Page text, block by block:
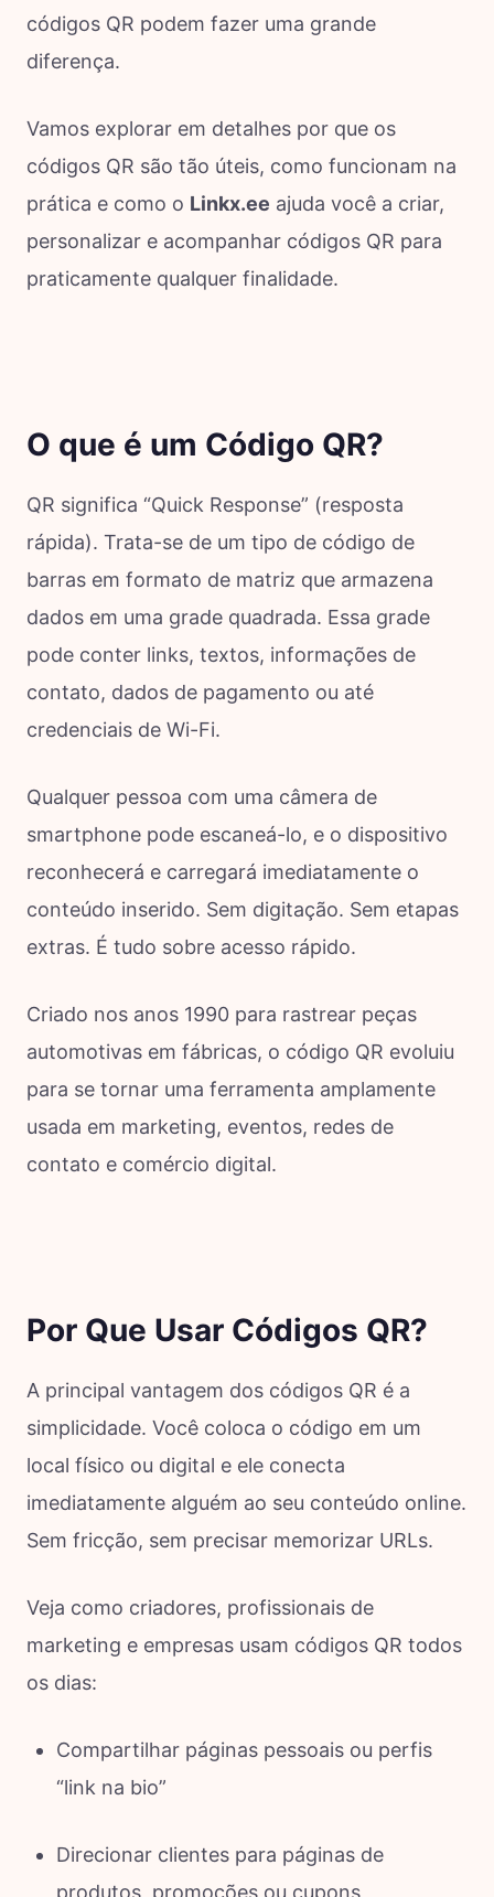
códigos QR podem fazer uma grande
diferença.
Vamos explorar em detalhes por que os
códigos QR são tão úteis, como funcionam na
prática e como o Linkx.ee ajuda você a criar,
personalizar e acompanhar códigos QR para
praticamente qualquer finalidade.
O que é um Código QR?
QR significa “Quick Response” (resposta
rápida). Trata-se de um tipo de código de
barras em formato de matriz que armazena
dados em uma grade quadrada. Essa grade
pode conter links, textos, informações de
contato, dados de pagamento ou até
credenciais de Wi-Fi.
Qualquer pessoa com uma câmera de
smartphone pode escaneá-lo, e o dispositivo
reconhecerá e carregará imediatamente o
conteúdo inserido. Sem digitação. Sem etapas
extras. É tudo sobre acesso rápido.
Criado nos anos 1990 para rastrear peças
automotivas em fábricas, o código QR evoluiu
para se tornar uma ferramenta amplamente
usada em marketing, eventos, redes de
contato e comércio digital.
Por Que Usar Códigos QR?
A principal vantagem dos códigos QR é a
simplicidade. Você coloca o código em um
local físico ou digital e ele conecta
imediatamente alguém ao seu conteúdo online.
Sem fricção, sem precisar memorizar URLs.
Veja como criadores, profissionais de
marketing e empresas usam códigos QR todos
os dias:
Compartilhar páginas pessoais ou perfis
“link na bio”
Direcionar clientes para páginas de
produtos, promoções ou cupons